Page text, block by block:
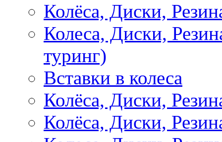
Колёса, Диски,
Колеса, Диски,
туринг)
Вставки в колеса
Колёса, Диски,
Колёса, Диски,